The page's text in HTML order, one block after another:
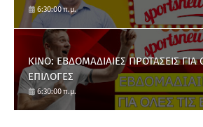
6:30:00 π.μ.
ΚΙΝΟ: ΕΒΔΟΜΑΔΙΑΙΕΣ ΠΡΟΤΑΣΕΙΣ ΓΙΑ ΟΛΕΣ ΤΙΣ
ΕΠΙΛΟΓΕΣ
6:30:00 π.μ.